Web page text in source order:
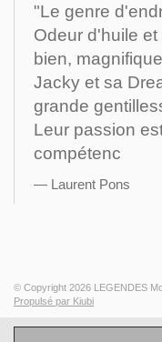
"Le genre
Odeur d'huile
bien,
Jacky et sa
grande
Leur passion
compétenc
Laurent Pons
© Copyright 2026 LEGENDES
Propulsé par Kiubi